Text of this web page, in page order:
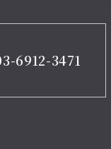
6912-3471